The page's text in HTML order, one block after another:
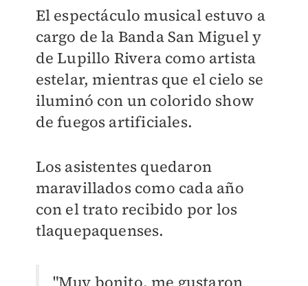
El espectáculo musical estuvo a
cargo de la Banda San Miguel y
de Lupillo Rivera como artista
estelar, mientras que el cielo se
iluminó con un colorido show
de fuegos artificiales.
Los asistentes quedaron
maravillados como cada año
con el trato recibido por los
tlaquepaquenses.